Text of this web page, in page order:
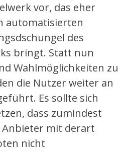
vor, das eher
automatisierten
des
bringt. Statt nun
Wahlmöglichkeiten zu
die Nutzer weiter an
Es sollte sich
dass zumindest
Anbieter mit derart
nicht